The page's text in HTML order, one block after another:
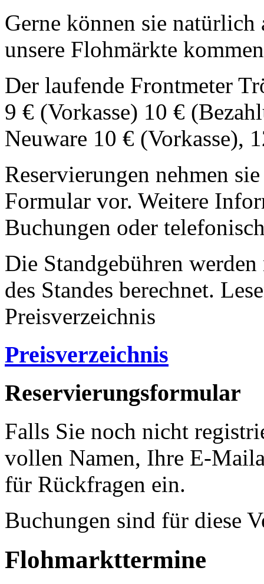
Gerne können sie
unsere Flohmärkte
Der laufende Frontmeter
9 € (Vorkasse) 10 €
Neuware 10 € (Vorkasse),
Reservierungen nehmen
Formular vor. Weitere
Buchungen oder
Die Standgebühren
des Standes berechnet.
Preisverzeichnis
Preisverzeichnis
Reservierungsformular
Falls Sie noch nicht
vollen Namen, Ihre E-
für Rückfragen ein.
Buchungen sind für diese
Flohmarkttermine